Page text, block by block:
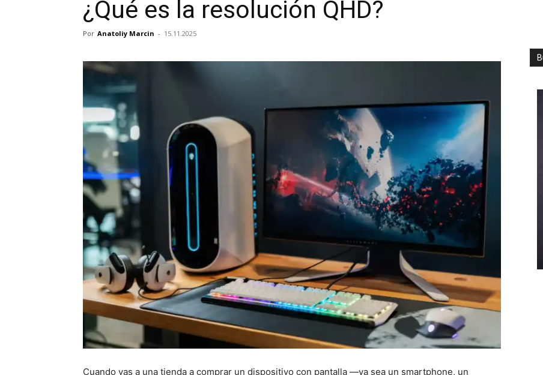
¿Qué es la resolución QHD?
Por Anatoliy Marcin - 15.11.2025
Cuando vas a una tienda a comprar un dispositivo con pantalla —ya sea un smartphone, un